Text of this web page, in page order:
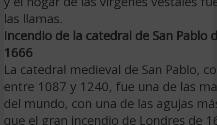
las llamas.
Incendio de la catedral de San Pablo
1666
La catedral medieval de San Pablo,
entre 1087 y 1240, fue una de las
del mundo, con una de las agujas
que el gran incendio de Londres de